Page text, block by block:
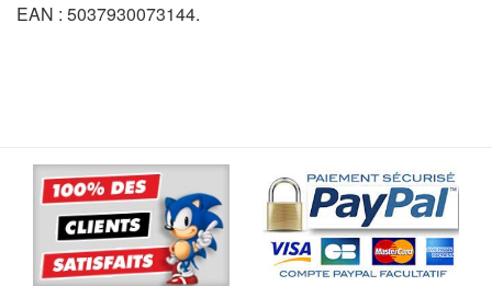
EAN : 5037930073144.